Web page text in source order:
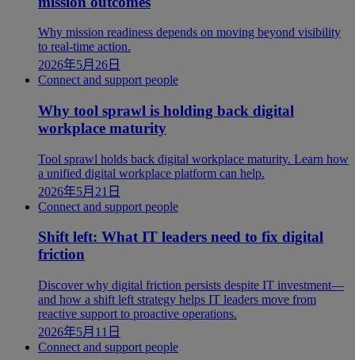
Why mission readiness depends on moving beyond visibility
to real-time action.
2026年5月26日
Connect and support people
Why tool sprawl is holding back digital
workplace maturity
Tool sprawl holds back digital workplace maturity. Learn how
a unified digital workplace platform can help.
2026年5月21日
Connect and support people
Shift left: What IT leaders need to fix digital
friction
Discover why digital friction persists despite IT investment—
and how a shift left strategy helps IT leaders move from
reactive support to proactive operations.
2026年5月11日
Connect and support people